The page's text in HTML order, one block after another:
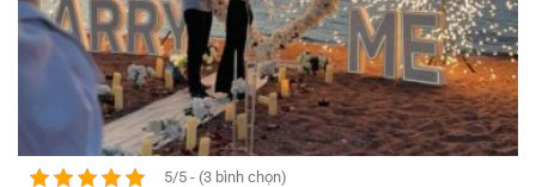
5/5 - (3 bình chọn)